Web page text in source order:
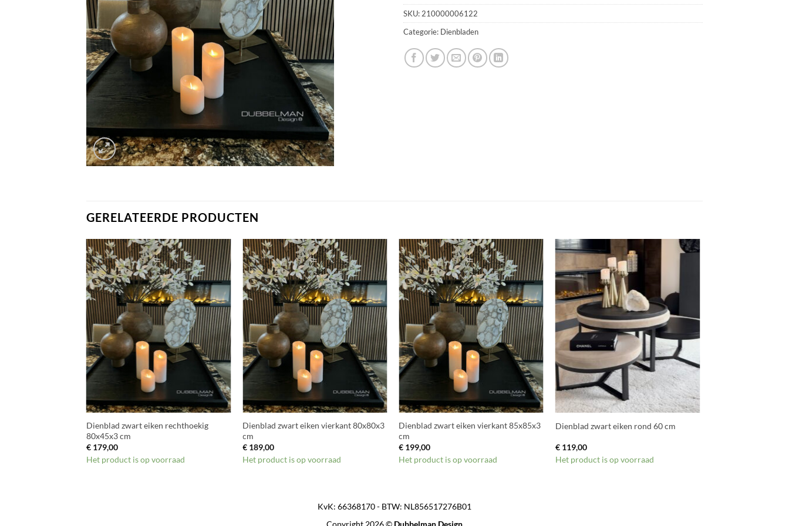
SKU: 210000006122
Categorie: Dienbladen
GERELATEERDE PRODUCTEN
+
Dienblad zwart eiken rechthoekig
80x45x3 cm
€179,00
Het product is op voorraad
+
Dienblad zwart eiken vierkant 80x80x3
cm
€ 189,00
Het product is op voorraad
+
Dienblad zwart eiken vierkant 85x85x3
cm
€ 199,00
Het product is op voorraad
+
Dienblad zwart eiken rond 60 cm
€119,00
Het product is op voorraad
KvK: 66368170 - BTW: NL856517276B01